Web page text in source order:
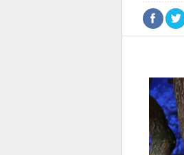
로그